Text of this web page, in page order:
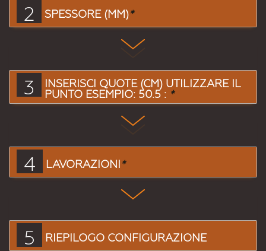
2 SPESSORE (MM)*
3
INSERISCI QUOTE (CM) UTILIZZARE IL
PUNTO ESEMPIO: 50.5 : *
4 LAVORAZIONI*
5 RIEPILOGO CONFIGURAZIONE